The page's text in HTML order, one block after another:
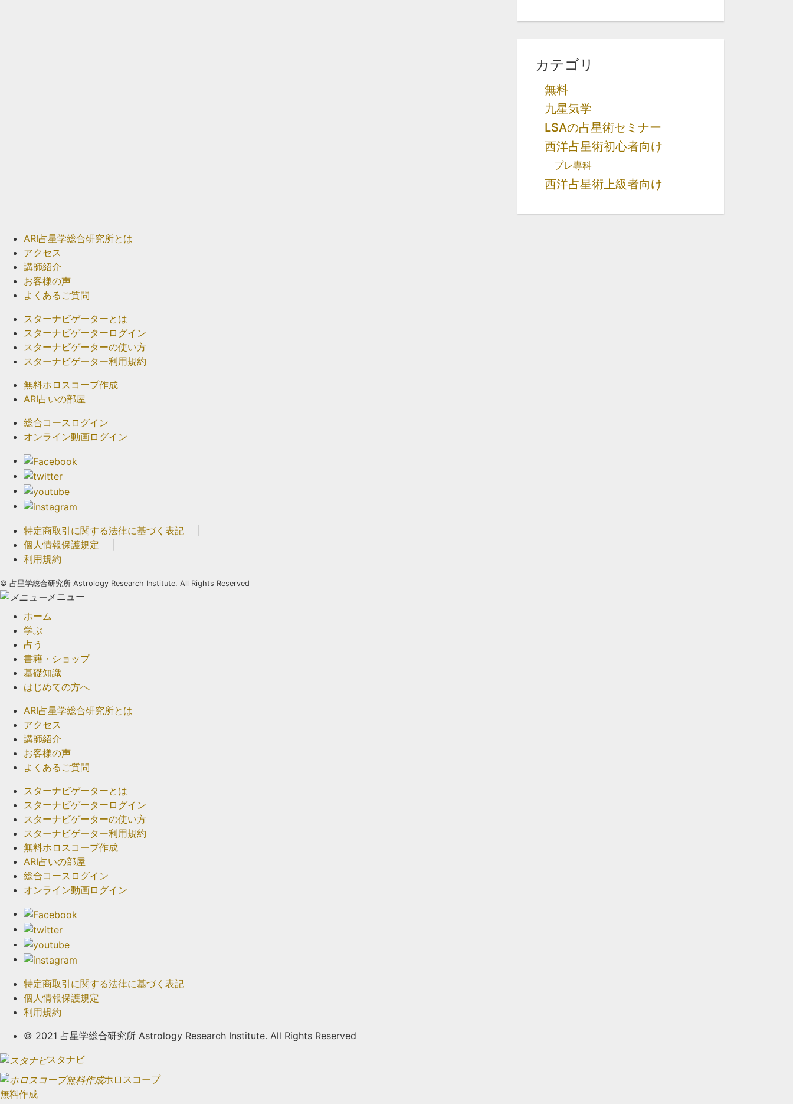
カテゴリ
無料
九星気学
LSAの占星術セミナー
西洋占星術初心者向け
プレ専科
西洋占星術上級者向け
ARI占星学総合研究所とは
アクセス
講師紹介
お客様の声
よくあるご質問
スターナビゲーターとは
スターナビゲーターログイン
スターナビゲーターの使い方
スターナビゲーター利用規約
無料ホロスコープ作成
ARI占いの部屋
総合コースログイン
オンライン動画ログイン
特定商取引に関する法律に基づく表記
個人情報保護規定
利用規約
© 占星学総合研究所 Astrology Research Institute. All Rights Reserved
メニュー
ホーム
学ぶ
占う
書籍・ショップ
基礎知識
はじめての方へ
ARI占星学総合研究所とは
アクセス
講師紹介
お客様の声
よくあるご質問
スターナビゲーターとは
スターナビゲーターログイン
スターナビゲーターの使い方
スターナビゲーター利用規約
無料ホロスコープ作成
ARI占いの部屋
総合コースログイン
オンライン動画ログイン
特定商取引に関する法律に基づく表記
個人情報保護規定
利用規約
© 2021 占星学総合研究所 Astrology Research Institute. All Rights Reserved
スタナビ
ホロスコープ
無料作成